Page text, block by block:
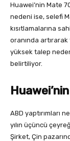
Huawei’nin Mate
nedeni ise, selefi
kısıtlamalarına
oranında artırarak
yüksek talep
belirtiliyor.
ABD yaptırımları
yılın üçüncü
Şirket, Çin